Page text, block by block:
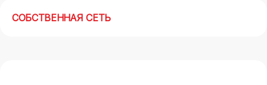
СОБСТВЕННАЯ СЕТЬ